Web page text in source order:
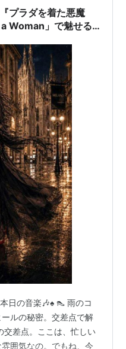
プラダを着た悪魔
Woman」で魅せる
日の音楽🎶♠ 👠 雨のコ
ルの秘密。交差点で解
交差点。ここは、忙しい
囲気なの。でもね、今